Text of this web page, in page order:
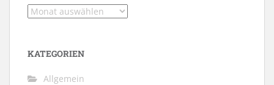
Archiv
KATEGORIEN
Allgemein